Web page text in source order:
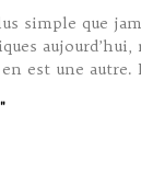
simple que
est une autre.